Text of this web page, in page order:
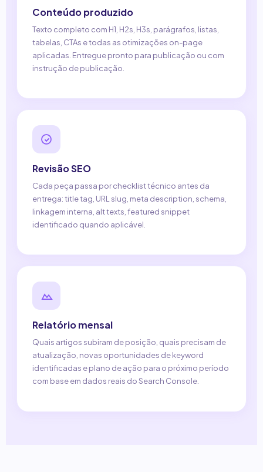
Conteúdo produzido
Texto completo com H1, H2s, H3s, parágrafos, listas,
tabelas, CTAs e todas as otimizações on-page
aplicadas. Entregue pronto para publicação ou com
instrução de publicação.
Revisão SEO
Cada peça passa por checklist técnico antes da
entrega: title tag, URL slug, meta description, schema,
linkagem interna, alt texts, featured snippet
identificado quando aplicável.
Relatório mensal
Quais artigos subiram de posição, quais precisam de
atualização, novas oportunidades de keyword
identificadas e plano de ação para o próximo período
com base em dados reais do Search Console.